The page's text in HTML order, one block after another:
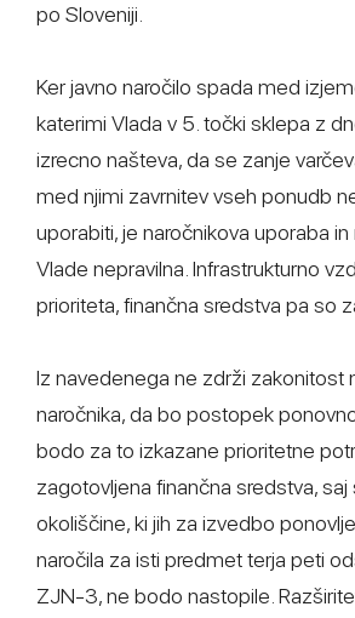
po Sloveniji.
Ker javno naročilo spada med
katerimi Vlada v 5. točki sklepa z
izrecno našteva, da se zanje
med njimi zavrnitev vseh ponudb
uporabiti, je naročnikova uporaba
Vlade nepravilna. Infrastrukturno
prioriteta, finančna sredstva pa so
Iz navedenega ne zdrži zakonitost
naročnika, da bo postopek
bodo za to izkazane prioritetne
zagotovljena finančna sredstva,
okoliščine, ki jih za izvedbo
naročila za isti predmet terja peti
ZJN-3, ne bodo nastopile.